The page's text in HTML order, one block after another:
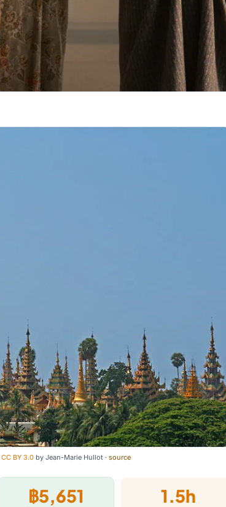
CC BY 3.0 by Jean-Marie Hullot · source
฿5,651 1.5h